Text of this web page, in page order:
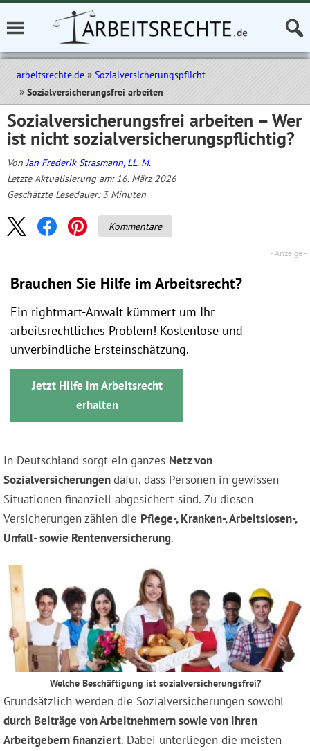
arbeitsrechte.de
Sozialversicherungspflicht
Sozialversicherungsfrei arbeiten
Sozialversicherungsfrei arbeiten – Wer
ist nicht sozialversicherungspflichtig?
VonJan Frederik Strasmann, LL. M.
Letzte Aktualisierung am: 16. März 2026
Geschätzte Lesedauer: 3 Minuten
Kommentare
Brauchen Sie Hilfe im Arbeitsrecht?
Ein rightmart-Anwalt kümmert um Ihr
arbeitsrechtliches Problem! Kostenlose und
unverbindliche Ersteinschätzung.
Jetzt Hilfe im Arbeitsrecht
erhalten
In Deutschland sorgt ein ganzes Netz von
Sozialversicherungendafür, dass Personen in gewissen
Situationen finanziell abgesichert sind. Zu diesen
Versicherungen zählen die Pflege-, Kranken-, Arbeitslosen-,
Unfall- sowie Rentenversicherung.
Welche Beschäftigung ist sozialversicherungsfrei?
Grundsätzlich werden die Sozialversicherungen sowohl
durch Beiträge von Arbeitnehmern sowie von ihren
Arbeitgebern finanziert. Dabei unterliegen die meisten